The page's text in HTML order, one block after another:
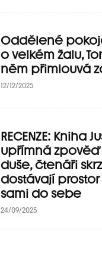
Oddělené
o velkém žalu,
něm přimlouvá
12/12/2025
RECENZE: Kniha
upřímná
duše, čtenáři
dostávají
sami do sebe
24/09/2025